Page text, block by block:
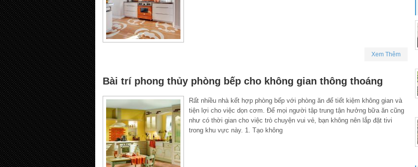
Xem Thêm
Bài trí phong thủy phòng bếp cho không gian thông thoáng
Rất nhiều nhà kết hợp phòng bếp với phòng ăn để tiết kiệm không gian và
tiện lợi cho việc dọn cơm. Để mọi người tập trung tận hưởng bữa ăn cũng
như có thời gian cho việc trò chuyện vui vẻ, bạn không nên lắp đặt tivi
trong khu vực này. 1. Tạo không